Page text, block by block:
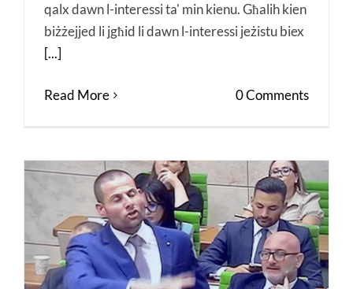
qalx dawn l-interessi ta' min kienu. Għalih kien
biżżejjed li jgħid li dawn l-interessi jeżistu biex
[...]
Read More 0 Comments